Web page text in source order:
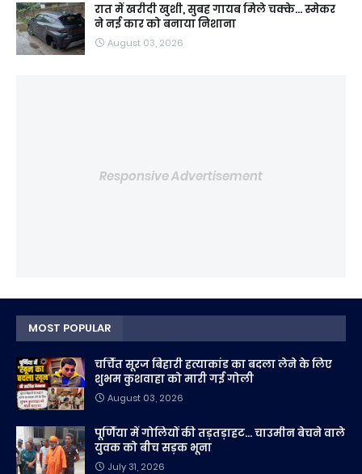
रात में खरीदी खुशी, सुबह गायब मिले चक्के... स्मेकर
ने नई कार को बनाया निशाना
August 03, 2026
Responsive Advertisement
MOST POPULAR
चर्चित सूरज बिहारी हत्याकांड का बदला लेने के लिए
शुभम कुशवाहा को मारी गई गोली
August 03, 2026
पूर्णिया में गोलियों की तड़तड़ाहट... चाउमीन बेचने वाले
युवक को बीच सड़क भूना
July 31, 2026